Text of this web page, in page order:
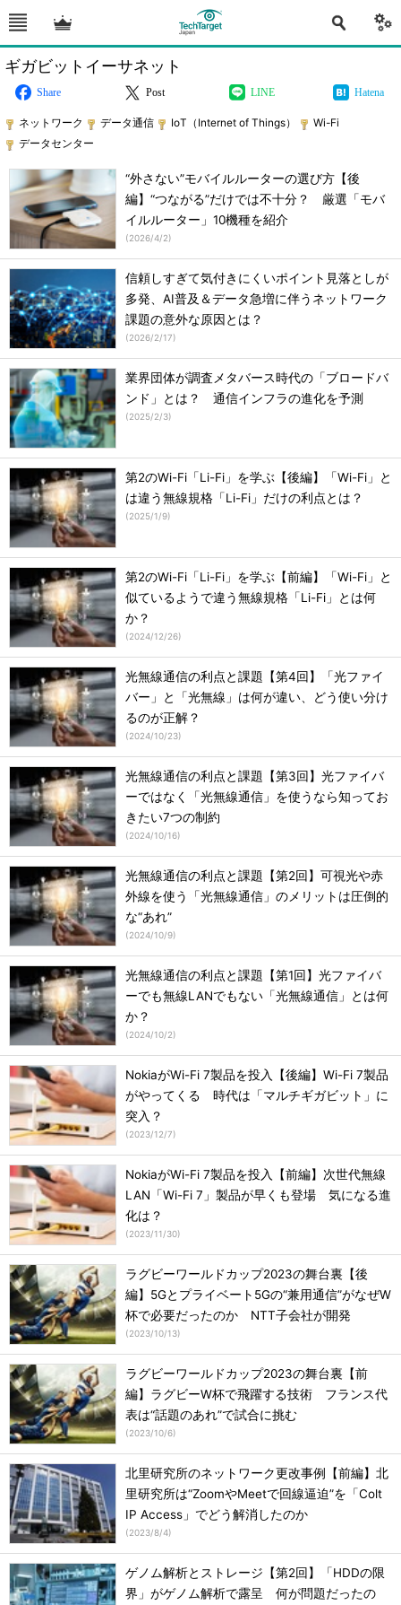
ギガビットイーサネット
Share Post LINE Hatena
ネットワーク データ通信 IoT（Internet of Things）
Wi-Fi
データセンター
“外さない”モバイルルーターの選び方【後
編】“つながる”だけでは不十分？ 厳選「モバ
イルルーター」10機種を紹介
(2026/4/2)
信頼しすぎて気付きにくいポイント見落としが
多発、AI普及＆データ急増に伴うネットワーク
課題の意外な原因とは？
(2026/2/17)
業界団体が調査メタバース時代の「ブロードバ
ンド」とは？ 通信インフラの進化を予測
(2025/2/3)
第2のWi-Fi「Li-Fi」を学ぶ【後編】「Wi-Fi」と
は違う無線規格「Li-Fi」だけの利点とは？
(2025/1/9)
第2のWi-Fi「Li-Fi」を学ぶ【前編】「Wi-Fi」と
似ているようで違う無線規格「Li-Fi」とは何
か？
(2024/12/26)
光無線通信の利点と課題【第4回】「光ファイ
バー」と「光無線」は何が違い、どう使い分け
るのが正解？
(2024/10/23)
光無線通信の利点と課題【第3回】光ファイバ
ーではなく「光無線通信」を使うなら知ってお
きたい7つの制約
(2024/10/16)
光無線通信の利点と課題【第2回】可視光や赤
外線を使う「光無線通信」のメリットは圧倒的
な“あれ”
(2024/10/9)
光無線通信の利点と課題【第1回】光ファイバ
ーでも無線LANでもない「光無線通信」とは何
か？
(2024/10/2)
NokiaがWi-Fi 7製品を投入【後編】Wi-Fi 7製品
がやってくる 時代は「マルチギガビット」に
突入？
(2023/12/7)
NokiaがWi-Fi 7製品を投入【前編】次世代無線
LAN「Wi-Fi 7」製品が早くも登場 気になる進
化は？
(2023/11/30)
ラグビーワールドカップ2023の舞台裏【後
編】5Gとプライベート5Gの“兼用通信”がなぜW
杯で必要だったのか NTT子会社が開発
(2023/10/13)
ラグビーワールドカップ2023の舞台裏【前
編】ラグビーW杯で飛躍する技術 フランス代
表は“話題のあれ”で試合に挑む
(2023/10/6)
北里研究所のネットワーク更改事例【前編】北
里研究所は“ZoomやMeetで回線逼迫”を「Colt
IP Access」でどう解消したのか
(2023/8/4)
ゲノム解析とストレージ【第2回】「HDDの限
界」がゲノム解析で露呈 何が問題だったの